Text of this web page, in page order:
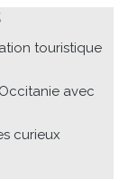
touristique
avec
curieux